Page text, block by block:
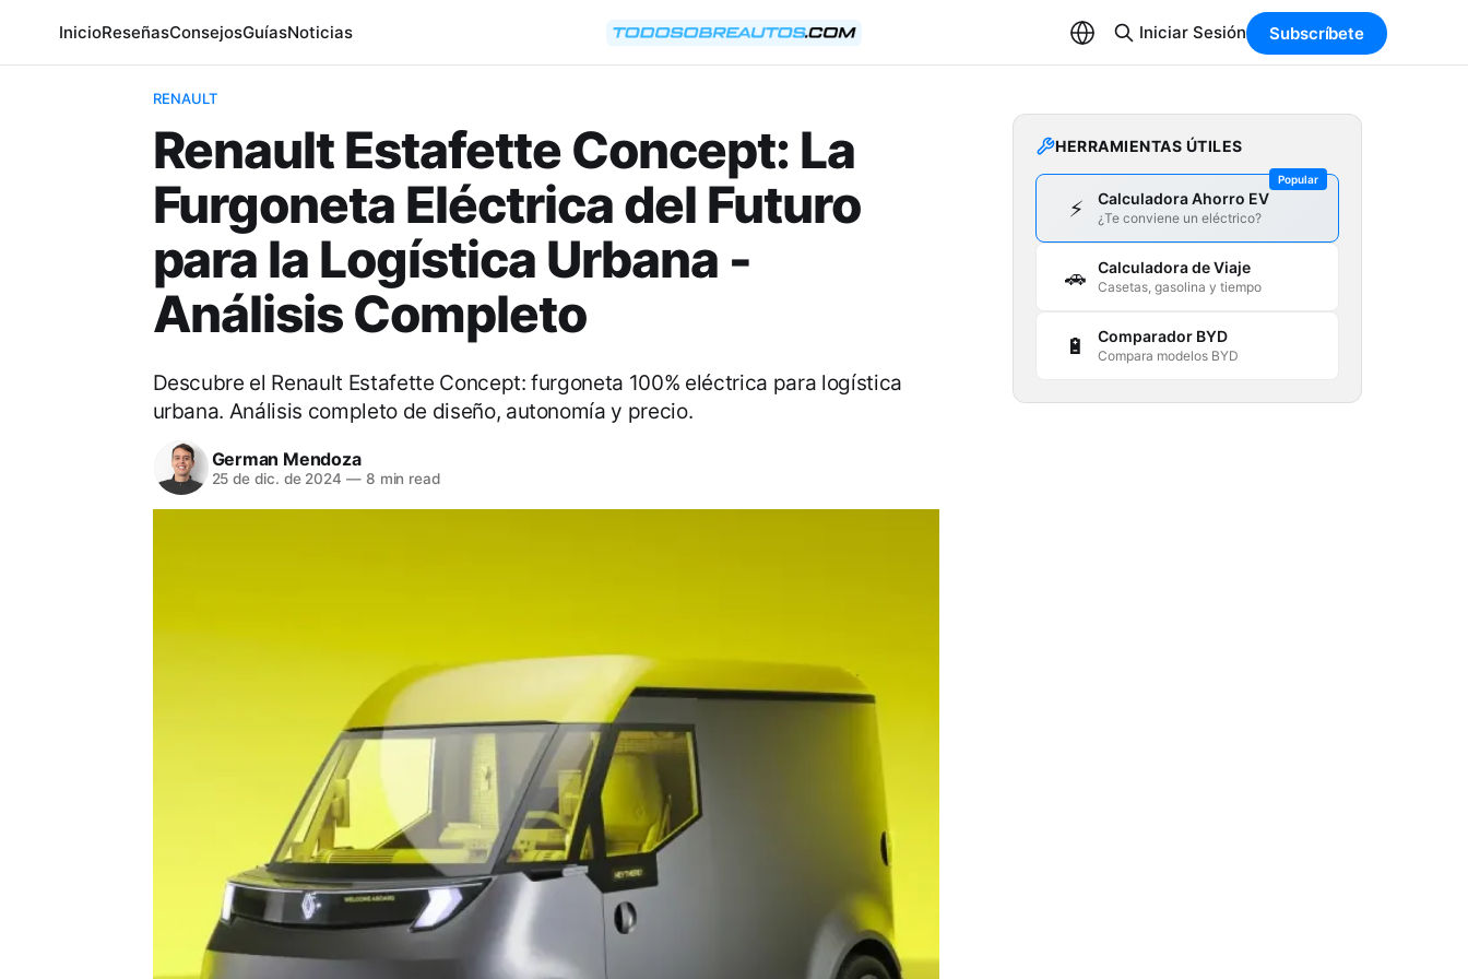
InicioReseñasConsejosGuíasNoticias Iniciar Sesión Subscríbete
RENAULT
Renault Estafette Concept: La
Furgoneta Eléctrica del Futuro
para la Logística Urbana -
Análisis Completo
Descubre el Renault Estafette Concept: furgoneta 100% eléctrica para logística
urbana. Análisis completo de diseño, autonomía y precio.
German Mendoza
25 de dic. de 2024 —8 min read
HERRAMIENTAS ÚTILES
Popular
⚡ Calculadora Ahorro EV
¿Te conviene un eléctrico?
🚗 Calculadora de Viaje
Casetas, gasolina y tiempo
🔋 Comparador BYD
Compara modelos BYD